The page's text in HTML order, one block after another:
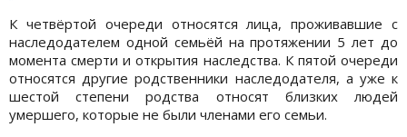
К четвёртой очереди относятся лица, проживавшие с
наследодателем одной семьёй на протяжении 5 лет до
момента смерти и открытия наследства. К пятой очереди
относятся другие родственники наследодателя, а уже к
шестой степени родства относят близких людей
умершего, которые не были членами его семьи.